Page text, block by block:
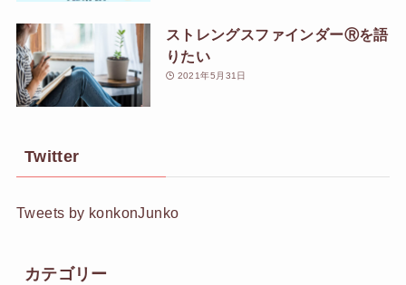
ストレングスファインダーⓇを語
りたい
2021年5月31日
Twitter
Tweets by konkonJunko
カテゴリー